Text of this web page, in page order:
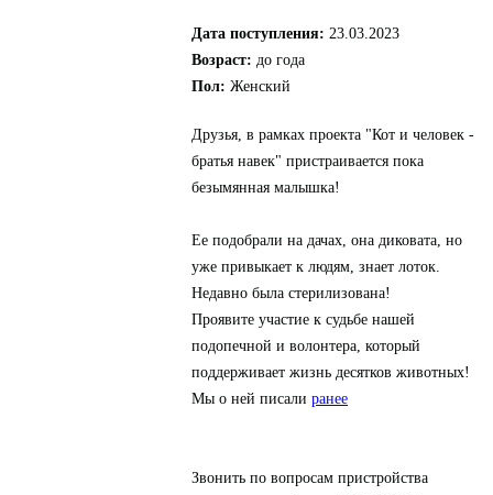
Дата поступления: 23.03.2023
Возраст: до года
Пол: Женский
Друзья, в рамках проекта "Кот и человек -
братья навек" пристраивается пока
безымянная малышка!
Ее подобрали на дачах, она диковата, но
уже привыкает к людям, знает лоток.
Недавно была стерилизована!
Проявите участие к судьбе нашей
подопечной и волонтера, который
поддерживает жизнь десятков животных!
Мы о ней писали ранее
Звонить по вопросам пристройства